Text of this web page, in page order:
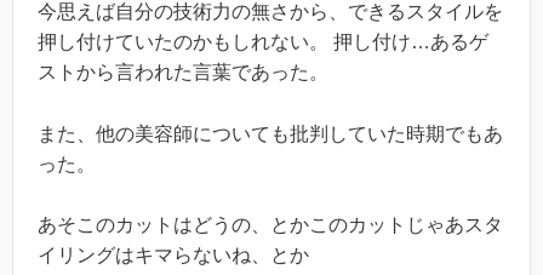
今思えば自分の技術力の無さから、できるスタイルを
押し付けていたのかもしれない。 押し付け…あるゲ
ストから言われた言葉であった。
また、他の美容師についても批判していた時期でもあ
った。
あそこのカットはどうの、とかこのカットじゃあスタ
イリングはキマらないね、とか